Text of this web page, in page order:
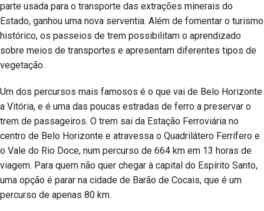
parte usada para o transporte das extrações minerais do
Estado, ganhou uma nova serventia. Além de fomentar o turismo
histórico, os passeios de trem possibilitam o aprendizado
sobre meios de transportes e apresentam diferentes tipos de
vegetação.
Um dos percursos mais famosos é o que vai de Belo Horizonte
a Vitória, e é uma das poucas estradas de ferro a preservar o
trem de passageiros. O trem sai da Estação Ferroviária no
centro de Belo Horizonte e atravessa o Quadrilátero Ferrífero e
o Vale do Rio Doce, num percurso de 664 km em 13 horas de
viagem. Para quem não quer chegar à capital do Espírito Santo,
uma opção é parar na cidade de Barão de Cocais, que é um
percurso de apenas 80 km.